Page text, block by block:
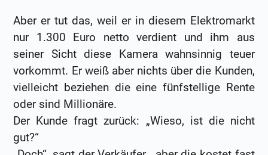
Aber er tut das, weil er in diesem Elektromarkt
nur 1.300 Euro netto verdient und ihm aus
seiner Sicht diese Kamera wahnsinnig teuer
vorkommt. Er weiß aber nichts über die Kunden,
vielleicht beziehen die eine fünfstellige Rente
oder sind Millionäre.
Der Kunde fragt zurück: „Wieso, ist die nicht
gut?“